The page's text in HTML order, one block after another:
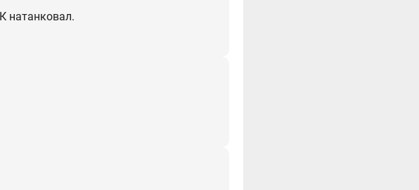
натанковал.